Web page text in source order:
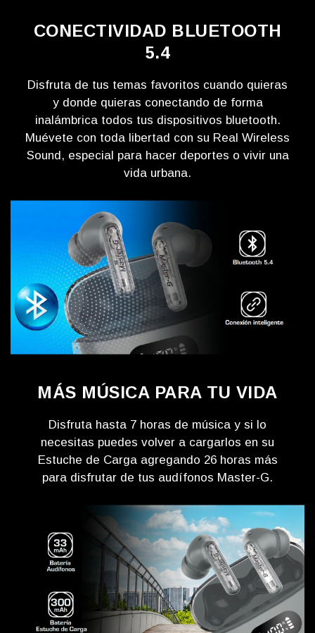
CONECTIVIDAD BLUETOOTH
5.4
Disfruta de tus temas favoritos cuando quieras
y donde quieras conectando de forma
inalámbrica todos tus dispositivos bluetooth.
Muévete con toda libertad con su Real Wireless
Sound, especial para hacer deportes o vivir una
vida urbana.
MÁS MÚSICA PARA TU VIDA
Disfruta hasta 7 horas de música y si lo
necesitas puedes volver a cargarlos en su
Estuche de Carga agregando 26 horas más
para disfrutar de tus audífonos Master-G.